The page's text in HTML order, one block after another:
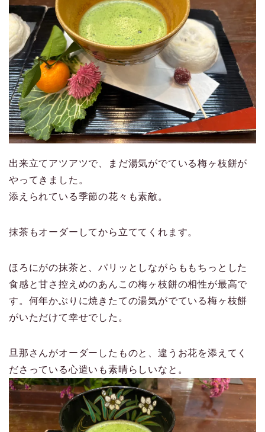
出来立てアツアツで、まだ湯気がでている梅ヶ枝餅が
やってきました。
添えられている季節の花々も素敵。
抹茶もオーダーしてから立ててくれます。
ほろにがの抹茶と、パリッとしながらももちっとした
食感と甘さ控えめのあんこの梅ヶ枝餅の相性が最高で
す。何年かぶりに焼きたての湯気がでている梅ヶ枝餅
がいただけて幸せでした。
旦那さんがオーダーしたものと、違うお花を添えてく
ださっている心遣いも素晴らしいなと。